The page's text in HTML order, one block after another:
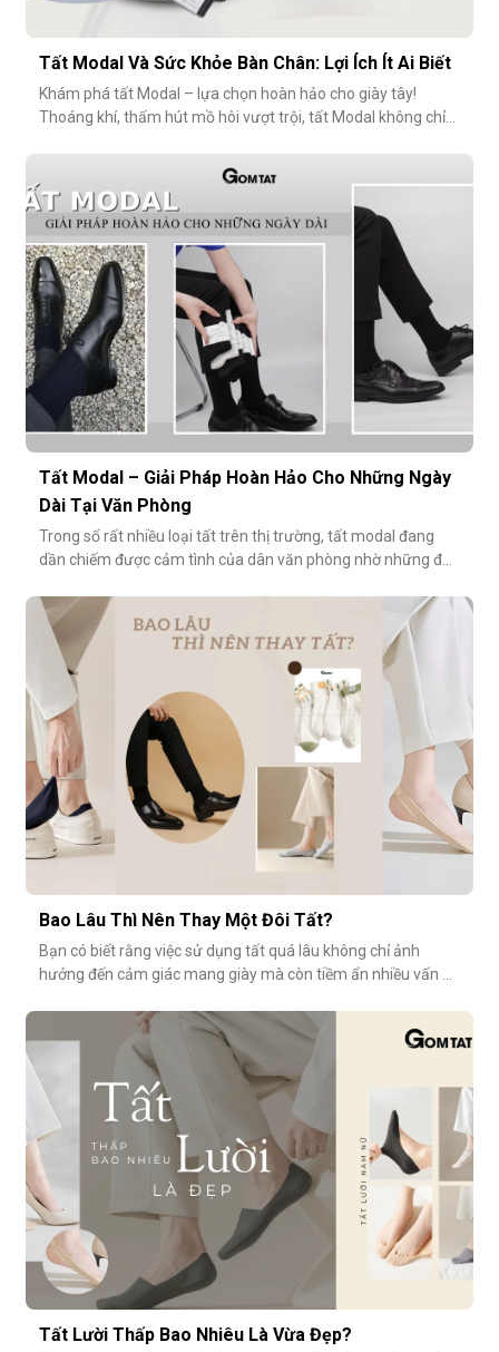
Tất Modal Và Sức Khỏe Bàn Chân: Lợi Ích Ít Ai Biết
Khám phá tất Modal – lựa chọn hoàn hảo cho giày tây!
Thoáng khí, thấm hút mồ hôi vượt trội, tất Modal không chỉ
ngăn mùi hôi và bệnh da liễu. Hãy cùng khám phá lý do vì sao
tất Modal đang trở thành xu hướng không thể thiếu cho các
quý ông hiện đ
Tất Modal – Giải Pháp Hoàn Hảo Cho Những Ngày
Dài Tại Văn Phòng
Trong số rất nhiều loại tất trên thị trường, tất modal đang
dần chiếm được cảm tình của dân văn phòng nhờ những đặc
cùng khám phá vì sao tất modal lại được xem là lựa chọn lý
tưởng cho những ngày dài tại văn phòng.Khi đôi chân “lên
tiếng” s
Bao Lâu Thì Nên Thay Một Đôi Tất?
Bạn có biết rằng việc sử dụng tất quá lâu không chỉ ảnh
hưởng đến cảm giác mang giày mà còn tiềm ẩn nhiều vấn đề
Cùng GOMTAT tìm hiểu nhé.Tuổi thọ trung bình của một đôi
tất là bao lâu?Trung bình, một đôi tất sử dụng thường xuyên
Tất Lười Thấp Bao Nhiêu Là Vừa Đẹp?